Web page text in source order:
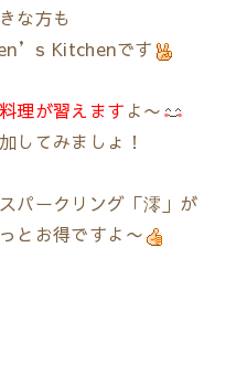
な方も
Kitchenです
理が習えます よ〜
してみましょ！
パークリング「澪」が
とお得ですよ〜